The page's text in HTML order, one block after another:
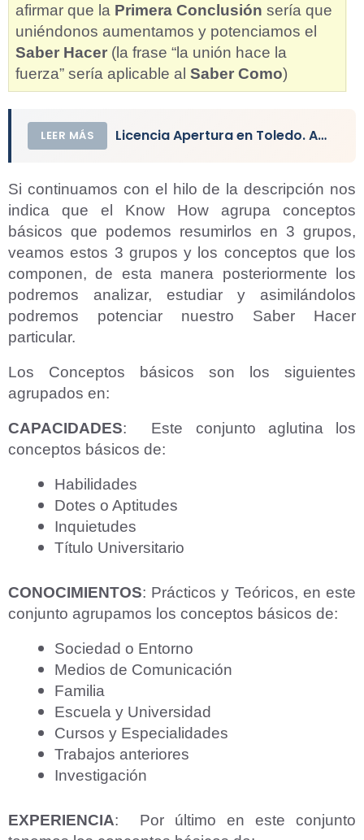
afirmar que la Primera Conclusión sería que
uniéndonos aumentamos y potenciamos el
Saber Hacer (la frase “la unión hace la
fuerza” sería aplicable al Saber Como)
LEER MÁS Licencia Apertura en Toledo. Actividad y Local Comercial
Si continuamos con el hilo de la descripción nos
indica que el Know How agrupa conceptos
básicos que podemos resumirlos en 3 grupos,
veamos estos 3 grupos y los conceptos que los
componen, de esta manera posteriormente los
podremos analizar, estudiar y asimilándolos
podremos potenciar nuestro Saber Hacer
particular.
Los Conceptos básicos son los siguientes
agrupados en:
CAPACIDADES: Este conjunto aglutina los
conceptos básicos de:
Habilidades
Dotes o Aptitudes
Inquietudes
Título Universitario
CONOCIMIENTOS: Prácticos y Teóricos, en este
conjunto agrupamos los conceptos básicos de:
Sociedad o Entorno
Medios de Comunicación
Familia
Escuela y Universidad
Cursos y Especialidades
Trabajos anteriores
Investigación
EXPERIENCIA: Por último en este conjunto